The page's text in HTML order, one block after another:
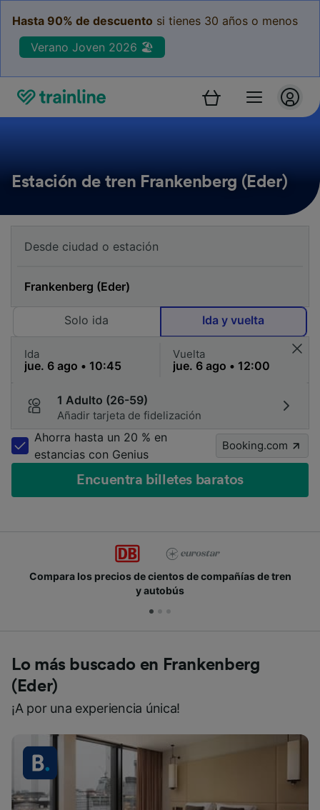
Hasta 90% de descuento si tienes 30 años o menos
Verano Joven 2026 🏖️
Estación de tren Frankenberg (Eder)
Solo ida Ida y vuelta
Ida Vuelta
1 Adulto (26-59)
Añadir tarjeta de fidelización
Ahorra hasta un 20 % en
estancias con Genius
Booking.com
Encuentra billetes baratos
Únete a los millones de personas que usan
cada día
Lo más buscado en Frankenberg
(Eder)
¡A por una experiencia única!